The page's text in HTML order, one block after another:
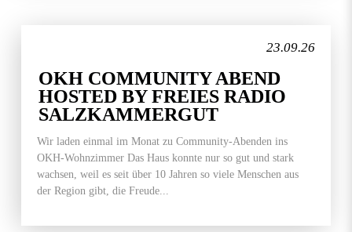
23.09.26
OKH COMMUNITY ABEND
HOSTED BY FREIES RADIO
SALZKAMMERGUT
Wir laden einmal im Monat zu Community-Abenden ins
OKH-Wohnzimmer Das Haus konnte nur so gut und stark
wachsen, weil es seit über 10 Jahren so viele Menschen aus
der Region gibt, die Freude...